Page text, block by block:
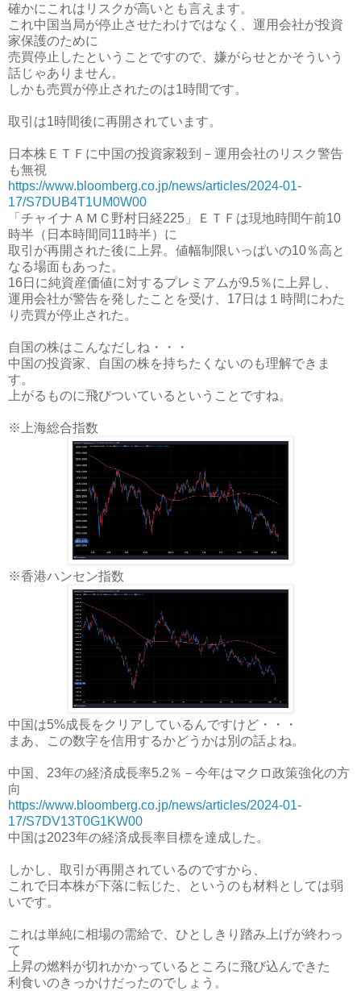
確かにこれはリスクが高いとも言えます。
これ中国当局が停止させたわけではなく、運用会社が投資
家保護のために
売買停止したということですので、嫌がらせとかそういう
話じゃありません。
しかも売買が停止されたのは1時間です。
取引は1時間後に再開されています。
日本株ＥＴＦに中国の投資家殺到－運用会社のリスク警告
も無視
https://www.bloomberg.co.jp/news/articles/2024-01-
17/S7DUB4T1UM0W00
「チャイナＡＭＣ野村日経225」ＥＴＦは現地時間午前10
時半（日本時間同11時半）に
取引が再開された後に上昇。値幅制限いっぱいの10％高と
なる場面もあった。
16日に純資産価値に対するプレミアムが9.5％に上昇し、
運用会社が警告を発したことを受け、17日は１時間にわた
り売買が停止された。
自国の株はこんなだしね・・・
中国の投資家、自国の株を持ちたくないのも理解できま
す。
上がるものに飛びついているということですね。
※上海総合指数
※香港ハンセン指数
中国は5%成長をクリアしているんですけど・・・
まあ、この数字を信用するかどうかは別の話よね。
中国、23年の経済成長率5.2％－今年はマクロ政策強化の方
向
https://www.bloomberg.co.jp/news/articles/2024-01-
17/S7DV13T0G1KW00
中国は2023年の経済成長率目標を達成した。
しかし、取引が再開されているのですから、
これで日本株が下落に転じた、というのも材料としては弱
いです。
これは単純に相場の需給で、ひとしきり踏み上げが終わっ
て
上昇の燃料が切れかかっているところに飛び込んできた
利食いのきっかけだったのでしょう。